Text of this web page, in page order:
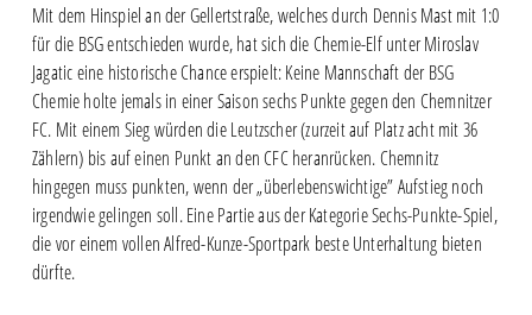
Mit dem Hinspiel an der Gellertstraße, welches durch Dennis Mast mit 1:0
für die BSG entschieden wurde, hat sich die Chemie-Elf unter Miroslav
Jagatic eine historische Chance erspielt: Keine Mannschaft der BSG
Chemie holte jemals in einer Saison sechs Punkte gegen den Chemnitzer
FC. Mit einem Sieg würden die Leutzscher (zurzeit auf Platz acht mit 36
Zählern) bis auf einen Punkt an den CFC heranrücken. Chemnitz
hingegen muss punkten, wenn der „überlebenswichtige” Aufstieg noch
irgendwie gelingen soll. Eine Partie aus der Kategorie Sechs-Punkte-Spiel,
die vor einem vollen Alfred-Kunze-Sportpark beste Unterhaltung bieten
dürfte.